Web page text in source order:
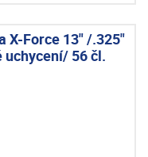
X-Force 13" /.325"
56 čl.